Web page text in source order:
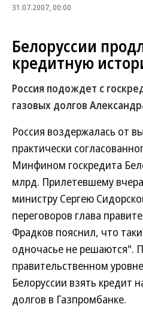
31.07.2007, 00:00
Белоруссии
кредитную
Россия подождет с
газовых долгов
Россия воздержалась от
практически
Минфином госкредита
млрд. Прилетевшему
министру Сергею
переговоров глава
Фрадков пояснил, что
одночасье не решаются".
правительственном
Белоруссии взять кредит
долгов в Газпромбанке.